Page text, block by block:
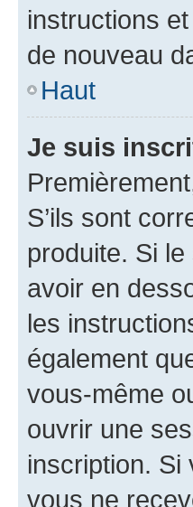
instructions
de nouveau
Haut
Je suis
S’ils sont
produite. Si
avoir en
les
également
vous-même
ouvrir une
inscription. Si
vous ne